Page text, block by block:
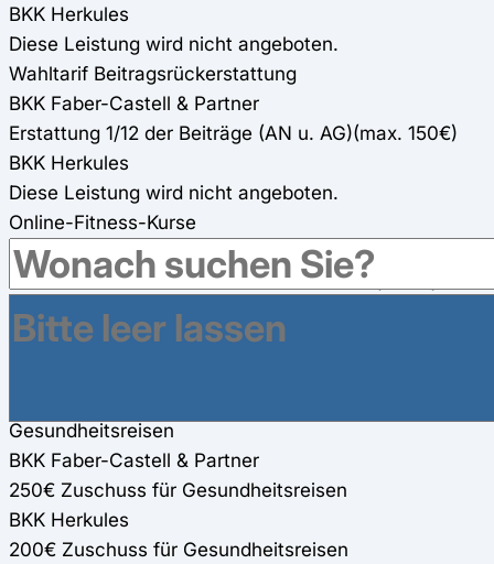
BKK Herkules
Diese Leistung wird nicht angeboten.
Wahltarif Beitragsrückerstattung
BKK Faber-Castell & Partner
Erstattung 1/12 der Beiträge (AN u. AG)(max. 150€)
BKK Herkules
Diese Leistung wird nicht angeboten.
Online-Fitness-Kurse
BKK Faber-Castell & Partner
250€ Zuschuss für Online-Fitness-Kurse (100%)
(werden für andere Präventionsmaßnahmen mit
angerechnet)
Gesundheitsreisen
BKK Faber-Castell & Partner
250€ Zuschuss für Gesundheitsreisen
BKK Herkules
200€ Zuschuss für Gesundheitsreisen